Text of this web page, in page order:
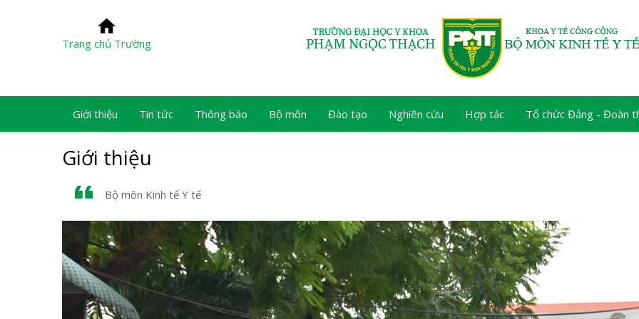
Trang chủ Trường
Giới thiệu Tin tức Thông báo Bộ môn Đào tạo Nghiên cứu Hợp tác Tổ chức Đảng - Đoàn
Giới thiệu
Bộ môn Kinh tế Y tế